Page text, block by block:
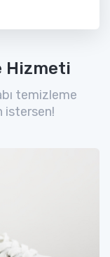
Hizmeti
temizleme
istersen!